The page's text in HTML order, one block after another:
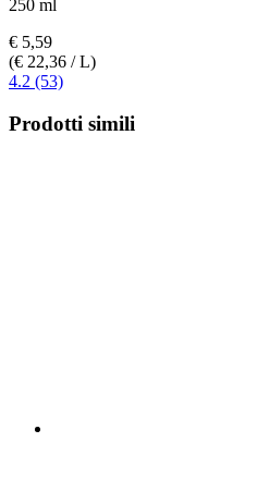
250 ml
€ 5,59
(€ 22,36 / L)
4.2 (53)
Prodotti simili